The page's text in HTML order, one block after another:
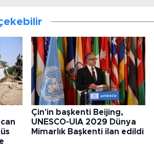
Çin'in başkenti Beijing,
UNESCO-UIA 2029 Dünya
Mimarlık Başkenti ilan edildi